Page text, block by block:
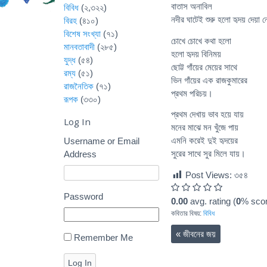
বাতাস অনাবিল
নদীর ঘাটেই শুরু হলো হৃদয় দেয়া
চোখে চোখে কথা হলো
হলো হৃদয় বিনিময়
ছোট্ট গাঁয়ের মেয়ের সাথে
ভিন গাঁয়ের এক রাজকুমারের
প্রথম পরিচয়।
প্রথম দেখায় ভাব হয়ে যায়
মনের মাঝে মন খুঁজে পায়
এমনি করেই দুই হৃদয়ের
সুরের সাথে সুর মিলে যায়।
Post Views: ৩৫৪
0.00 avg. rating (0%
কবিতার বিষয়: বিবিধ
« জীবনের জয়
বিবিধ (২,৩২২)
বিরহ (৪১০)
বিশেষ সংখ্যা (৭১)
মানবতাবাদী (২৮৫)
যুদ্ধ (৫৪)
রম্য (৫১)
রাজনৈতিক (৭১)
রূপক (৩৩০)
Log In
Username or Email
Address
Password
Remember Me
Log In